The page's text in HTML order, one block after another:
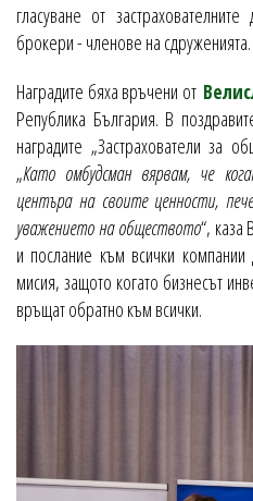
гласуване от
брокери - членове на сдруженията.
Наградите бяха връчени от
Република България. В
наградите „Застрахователи за
„Като омбудсман вярвам, че
центъра на своите ценности,
уважението на обществото“, каза
и послание към всички компании
мисия, защото когато бизнесът
връщат обратно към всички.